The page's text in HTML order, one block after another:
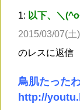
1: 以下、＼
2015/03/07(土
のレスに返信
鳥肌たった
http://